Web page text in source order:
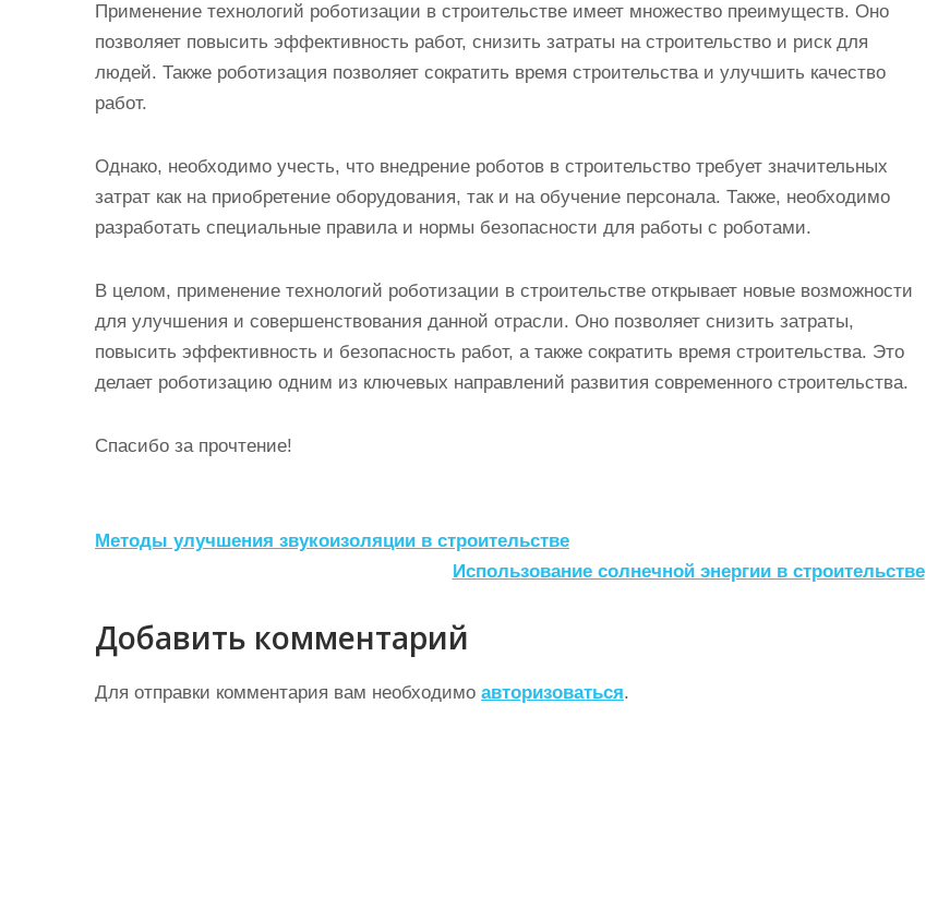
Применение технологий роботизации в строительстве имеет множество преимуществ. Оно
позволяет повысить эффективность работ, снизить затраты на строительство и риск для
людей. Также роботизация позволяет сократить время строительства и улучшить качество
работ.
Однако, необходимо учесть, что внедрение роботов в строительство требует значительных
затрат как на приобретение оборудования, так и на обучение персонала. Также, необходимо
разработать специальные правила и нормы безопасности для работы с роботами.
В целом, применение технологий роботизации в строительстве открывает новые возможности
для улучшения и совершенствования данной отрасли. Оно позволяет снизить затраты,
повысить эффективность и безопасность работ, а также сократить время строительства. Это
делает роботизацию одним из ключевых направлений развития современного строительства.
Спасибо за прочтение!
Н
в
и
г
Методы улучшения звукоизоляции в строительстве
Использование солнечной энергии в строительстве
Добавить комментарий
Для отправки комментария вам необходимо авторизоваться.